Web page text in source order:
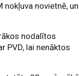
nokļuva novietnē, un
nodalītos
PVD, lai nenāktos